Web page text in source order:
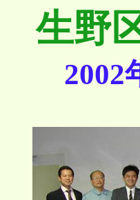
生野
2002